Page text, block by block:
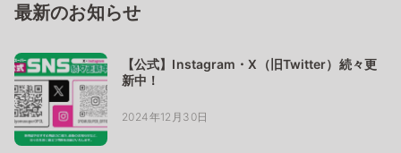
最新のお知らせ
【公式】Instagram・X（旧Twitter）続々更
新中！
2024年12月30日